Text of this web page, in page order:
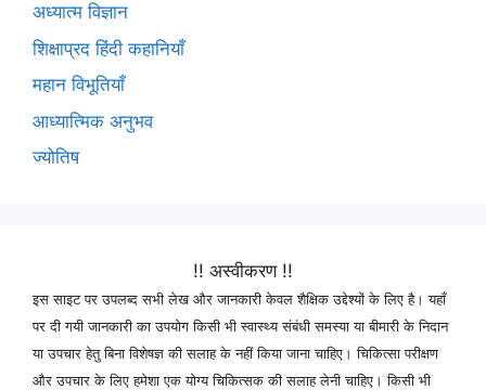
अध्यात्म विज्ञान
शिक्षाप्रद हिंदी कहानियाँ
महान विभूतियाँ
आध्यात्मिक अनुभव
ज्योतिष
!! अस्वीकरण !!
इस साइट पर उपलब्द सभी लेख और जानकारी केवल शैक्षिक उद्देश्यों के लिए है। यहाँ
पर दी गयी जानकारी का उपयोग किसी भी स्वास्थ्य संबंधी समस्या या बीमारी के निदान
या उपचार हेतु बिना विशेषज्ञ की सलाह के नहीं किया जाना चाहिए। चिकित्सा परीक्षण
और उपचार के लिए हमेशा एक योग्य चिकित्सक की सलाह लेनी चाहिए। किसी भी